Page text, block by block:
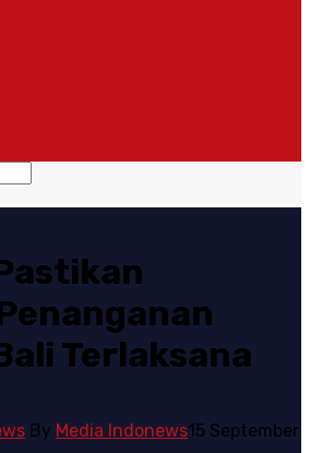
Terlaksana
By Media Indonews15 September